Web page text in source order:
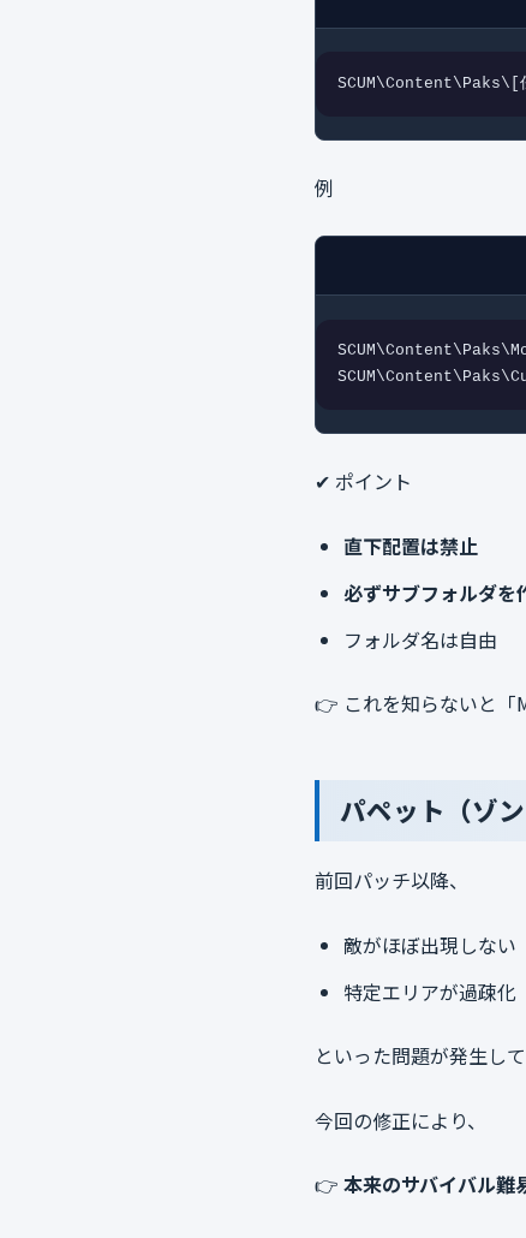
SCUM\Content\Paks\[
例
✔ ポイント
直下配置は禁止
必ずサブフォルダを
フォルダ名は自由
👉 これを知らないと「
パペット（ゾ
前回パッチ以降、
敵がほぼ出現しない
特定エリアが過疎化
といった問題が発生して
今回の修正により、
👉 本来のサバイバル難